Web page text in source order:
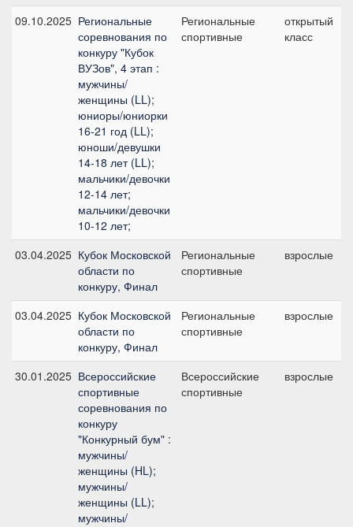
09.10.2025 Региональные
соревнования по
конкуру "Кубок
ВУЗов", 4 этап :
мужчины/
женщины (LL);
юниоры/юниорки
16-21 год (LL);
юноши/девушки
14-18 лет (LL);
мальчики/девочки
12-14 лет;
мальчики/девочки
10-12 лет;
Региональные
спортивные
открытый
класс
03.04.2025 Кубок Московской
области по
конкуру, Финал
Региональные
спортивные
взрослые
03.04.2025 Кубок Московской
области по
конкуру, Финал
Региональные
спортивные
взрослые
30.01.2025 Всероссийские
спортивные
соревнования по
конкуру
"Конкурный бум" :
мужчины/
женщины (HL);
мужчины/
женщины (LL);
мужчины/
Всероссийские
спортивные
взрослые